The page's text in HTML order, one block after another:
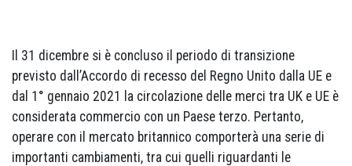
Il 31 dicembre si è concluso il periodo di transizione
previsto dall’Accordo di recesso del Regno Unito dalla UE e
dal 1° gennaio 2021 la circolazione delle merci tra UK e UE è
considerata commercio con un Paese terzo. Pertanto,
operare con il mercato britannico comporterà una serie di
importanti cambiamenti, tra cui quelli riguardanti le